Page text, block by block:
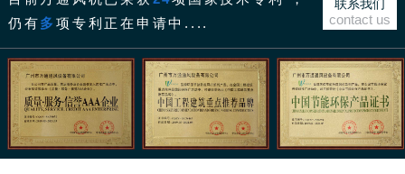
仍有多项专利正在申请中....
联系我们
contact us